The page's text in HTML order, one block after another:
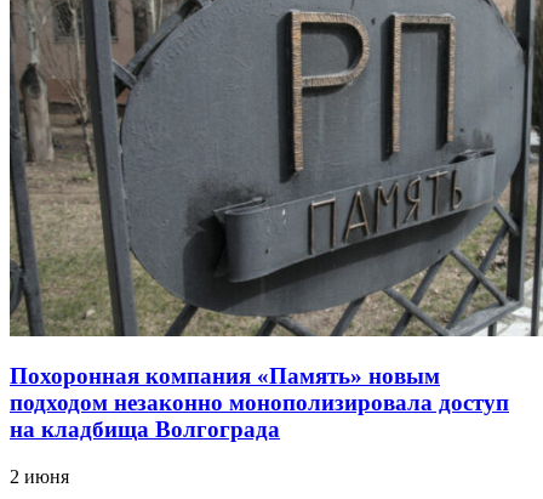
Похоронная компания «Память» новым
подходом незаконно монополизировала доступ
на кладбища Волгограда
2 июня